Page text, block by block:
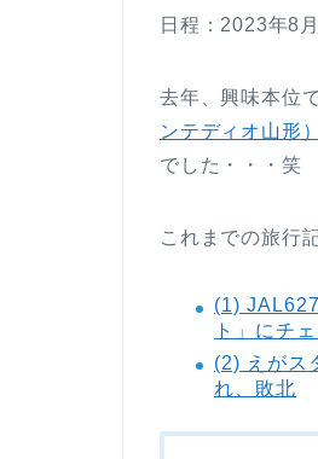
日程：2023年8
去年、興味本位
ンテディオ山形）
でした・・・笑
これまでの旅行
(1)
ト」にチ
(2) えがス
れ、敗北